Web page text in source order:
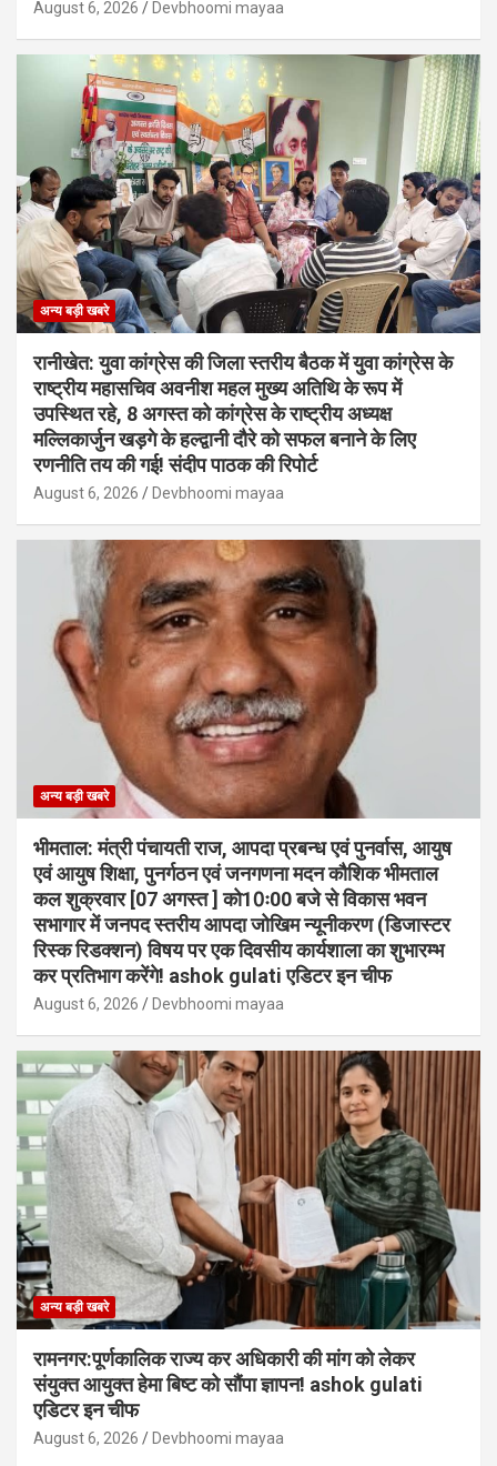
August 6, 2026 Devbhoomi mayaa
अन्य बड़ी खबरे
रानीखेत: युवा कांग्रेस की जिला स्तरीय बैठक में युवा कांग्रेस के
राष्ट्रीय महासचिव अवनीश महल मुख्य अतिथि के रूप में
उपस्थित रहे, 8 अगस्त को कांग्रेस के राष्ट्रीय अध्यक्ष
मल्लिकार्जुन खड़गे के हल्द्वानी दौरे को सफल बनाने के लिए
रणनीति तय की गई! संदीप पाठक की रिपोर्ट
August 6, 2026 Devbhoomi mayaa
अन्य बड़ी खबरे
भीमताल: मंत्री पंचायती राज, आपदा प्रबन्ध एवं पुनर्वास, आयुष
एवं आयुष शिक्षा, पुनर्गठन एवं जनगणना मदन कौशिक भीमताल
कल शुक्रवार [07 अगस्त ] को10ः00 बजे से विकास भवन
सभागार में जनपद स्तरीय आपदा जोखिम न्यूनीकरण (डिजास्टर
रिस्क रिडक्शन) विषय पर एक दिवसीय कार्यशाला का शुभारम्भ
कर प्रतिभाग करेंगे! ashok gulati एडिटर इन चीफ
August 6, 2026 Devbhoomi mayaa
अन्य बड़ी खबरे
रामनगर:पूर्णकालिक राज्य कर अधिकारी की मांग को लेकर
संयुक्त आयुक्त हेमा बिष्ट को सौंपा ज्ञापन! ashok gulati
एडिटर इन चीफ
August 6, 2026 Devbhoomi mayaa